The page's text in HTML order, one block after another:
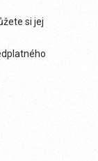
si jej